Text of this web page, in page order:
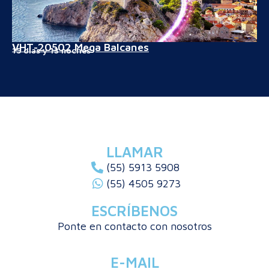
VHT-20502 Mega Balcanes
15 días y 13 noches
LLAMAR
(55) 5913 5908
(55) 4505 9273
ESCRÍBENOS
Ponte en contacto con nosotros
E-MAIL